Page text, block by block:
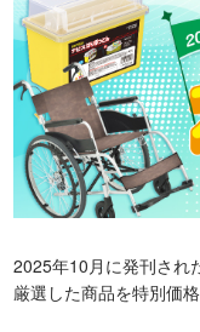
2025年10月に発刊され
厳選した商品を特別価